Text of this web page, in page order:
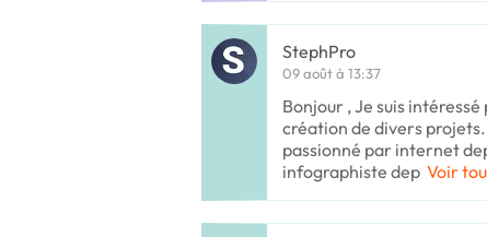
StephPro
09 août à 13:37
Bonjour , Je suis
création de divers
passionné par internet
infographiste dep Voir